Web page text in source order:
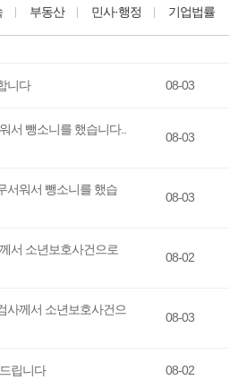
부동산 민사·행정 기업법률
니다 08-03
서 뺑소니를 했습니다..
08-03
서워서 뺑소니를 했습
08-03
서 소년보호사건으로
08-02
사께서 소년보호사건으
08-03
립니다 08-02